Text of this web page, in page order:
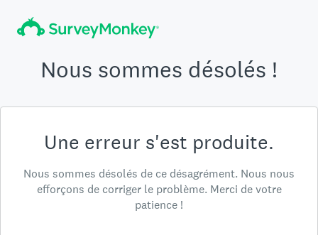
Nous sommes désolés !
Une erreur s'est produite.
Nous sommes désolés de ce désagrément. Nous nous
efforçons de corriger le problème. Merci de votre
patience !